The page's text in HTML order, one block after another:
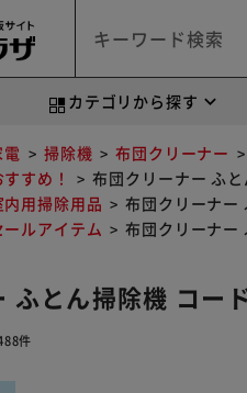
カテゴリから探す
電 掃除機
布団クリーナー
すすめ！
布団クリーナー ふ
内用掃除用品
布団クリーナー
ールアイテム 布団クリーナー
ふとん掃除機 コ
件